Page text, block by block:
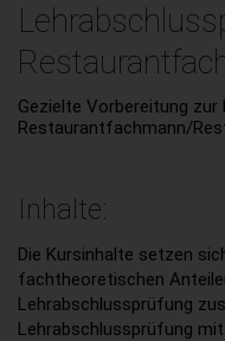
Gezielte Vorbereitung
Restaurantfachmann/
Inhalte:
Die Kursinhalte setzen
fachtheoretischen
Lehrabschlussprüfung
Lehrabschlussprüfung